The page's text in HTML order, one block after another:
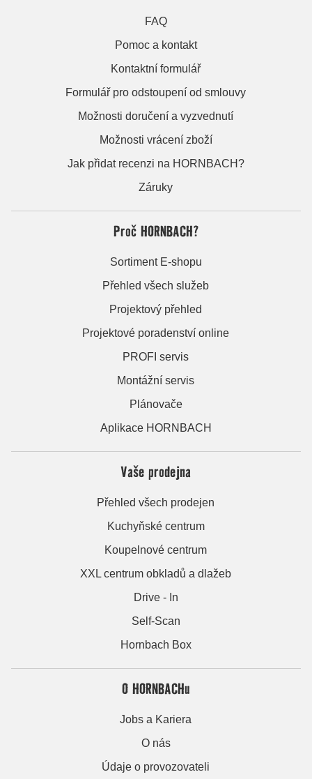
FAQ
Pomoc a kontakt
Kontaktní formulář
Formulář pro odstoupení od smlouvy
Možnosti doručení a vyzvednutí
Možnosti vrácení zboží
Jak přidat recenzi na HORNBACH?
Záruky
Proč HORNBACH?
Sortiment E-shopu
Přehled všech služeb
Projektový přehled
Projektové poradenství online
PROFI servis
Montážní servis
Plánovače
Aplikace HORNBACH
Vaše prodejna
Přehled všech prodejen
Kuchyňské centrum
Koupelnové centrum
XXL centrum obkladů a dlažeb
Drive - In
Self-Scan
Hornbach Box
O HORNBACHu
Jobs a Kariera
O nás
Údaje o provozovateli